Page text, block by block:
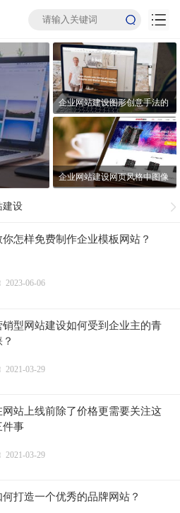
企业网站建设图形创意手法的
运用
企业网站建设网页风格中图像
建设
你怎样免费制作企业模板网站？
2023-06-06
销型网站建设如何受到企业主的青
2021-03-29
网站上线前除了价格更需要关注这
件事
2021-03-29
何打造一个优秀的品牌网站？